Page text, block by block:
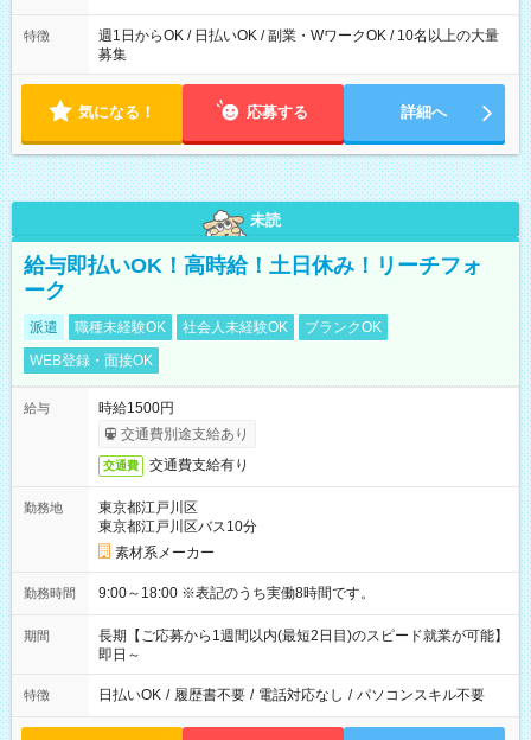
特徴
週1日からOK / 日払いOK / 副業・WワークOK / 10名以上の大量
募集
気になる！ 応募する 詳細へ
未読
給与即払いOK！高時給！土日休み！リーチフォ
ーク
派遣 職種未経験OK 社会人未経験OK
ブランクOK
WEB登録・面接OK
給与
時給1500円
交通費別途支給あり
交通費 交通費支給有り
勤務地
東京都江戸川区
東京都江戸川区バス10分
素材系メーカー
勤務時間 9:00～18:00 ※表記のうち実働8時間です。
期間
長期【ご応募から1週間以内(最短2日目)のスピード就業が可能】
即日～
特徴 日払いOK / 履歴書不要 / 電話対応なし / パソコンスキル不要